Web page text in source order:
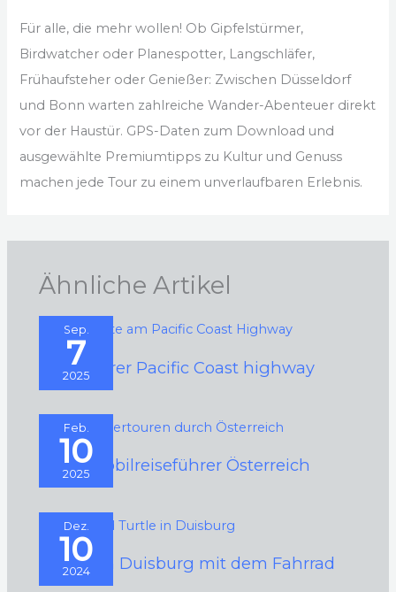
Für alle, die mehr wollen! Ob Gipfelstürmer,
Birdwatcher oder Planespotter, Langschläfer,
Frühaufsteher oder Genießer: Zwischen Düsseldorf
und Bonn warten zahlreiche Wander-Abenteuer direkt
vor der Haustür. GPS-Daten zum Download und
ausgewählte Premiumtipps zu Kultur und Genuss
machen jede Tour zu einem unverlaufbaren Erlebnis.
Ähnliche Artikel
Sep.
7
2025
Reiseführer Pacific Coast highway
Feb.
10
2025
Wohnmobilreiseführer Österreich
Dez.
10
2024
Rund um Duisburg mit dem Fahrrad